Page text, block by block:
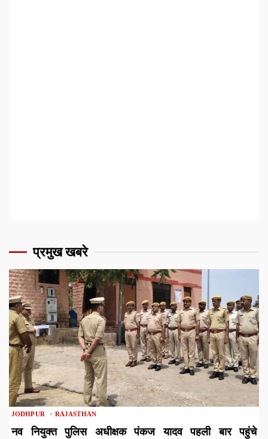
प्रमुख खबरे
1 min read
JODHPUR RAJASTHAN
नव नियुक्त पुलिस अधीक्षक पंकज यादव पहली बार पहुंचे